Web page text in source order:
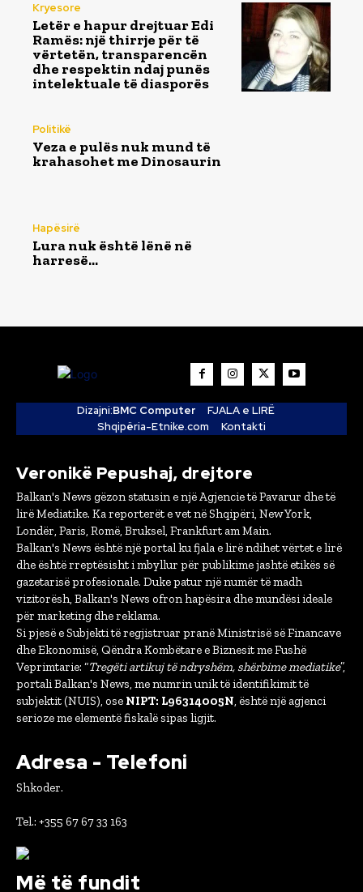
Kryesore
Letër e hapur drejtuar Edi
Ramës: një thirrje për të
vërtetën, transparencën
dhe respektin ndaj punës
intelektuale të diasporës
Politikë
Veza e pulës nuk mund të
krahasohet me Dinosaurin
Hapësirë
Lura nuk është lënë në
harresë…
Dizajni:BMC Computer
FJALA e LIRË
Shqipëria-Etnike.com
Kontakti
Veronikë Pepushaj, drejtore
Balkan's News gëzon statusin e një Agjencie të Pavarur dhe të
lirë Mediatike. Ka reporterët e vet në Shqipëri, New York,
Londër, Paris, Romë, Bruksel, Frankfurt am Main.
Balkan's News është një portal ku fjala e lirë ndihet vërtet e lirë
dhe është rreptësisht i mbyllur për publikime jashtë etikës së
gazetarisë profesionale. Duke patur një numër të madh
vizitorësh, Balkan's News ofron hapësira dhe mundësi ideale
për marketing dhe reklama.
Si pjesë e Subjekti të regjistruar pranë Ministrisë së Financave
dhe Ekonomisë, Qëndra Kombëtare e Biznesit me Fushë
Veprimtarie: “Tregëti artikuj të ndryshëm, shërbime mediatike”,
portali Balkan's News, me numrin unik të identifikimit të
subjektit (NUIS), ose NIPT: L96314005N, është një agjenci
serioze me elementë fiskalë sipas ligjit.
Adresa - Telefoni
Shkoder.
Tel.: +355 67 67 33 163
Më të fundit